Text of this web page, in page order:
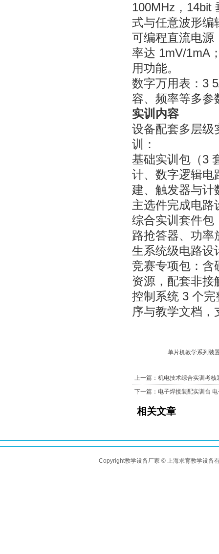
100MHz，14bit
式与任意波形编
可编程直流电源
率达 1mV/1mA
用功能。
数字万用表：3
容、频率等多参
实训内容
设备配套多层级
训：
基础实训包（3
计、数字逻辑电
建、触发器与计
主选件完成电路
综合实训套件包
路抢答器、功率
生系统级电路设
竞赛专项包：含
资源，配套非接
控制系统 3 个
序与教学文档，
单片机教学系列装
上一篇：机电技术综合实训考
下一篇：电子焊接装配实训台
相关文章
Copyright教学设备厂家 © 上海求育教学设备